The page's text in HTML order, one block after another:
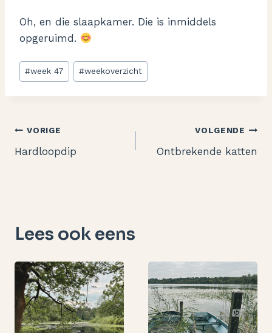
Oh, en die slaapkamer. Die is inmiddels
opgeruimd.
Bericht
tags:
#week 47 #weekoverzicht
Bericht
navigatie
VORIGE
Hardloopdip
VOLGENDE
Ontbrekende katten
Lees ook eens